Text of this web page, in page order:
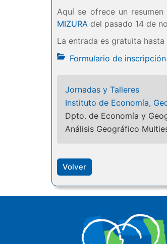
Aquí se ofrece un
MIZURA del pasado 14 de
La entrada es gratuita
Formulario de
Jornadas y Talleres
Instituto de Economía,
Dpto. de Economía y
Análisis Geográfico
Volver